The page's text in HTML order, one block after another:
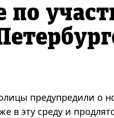
предупредили о
в эту среду и